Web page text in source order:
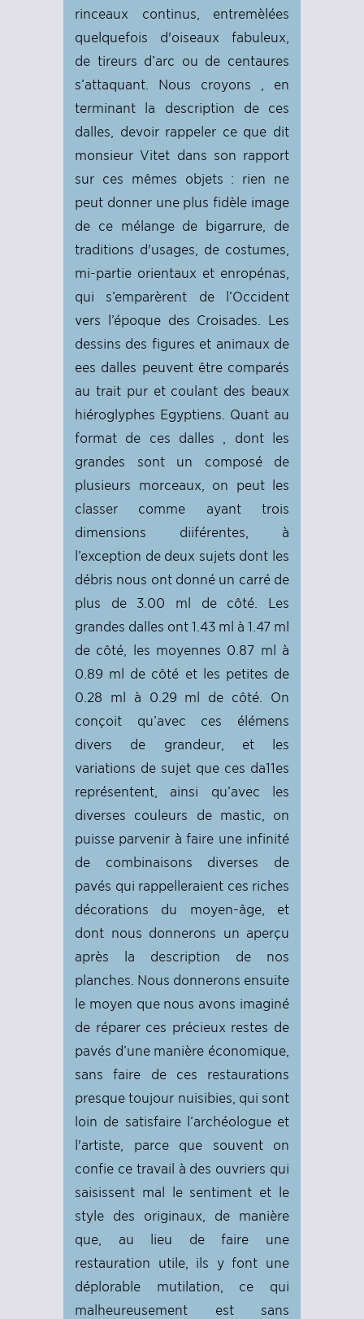
rinceaux continus, entremèlées
quelquefois d'oiseaux fabuleux,
de tireurs d’arc ou de centaures
s’attaquant. Nous croyons , en
terminant la description de ces
dalles, devoir rappeler ce que dit
monsieur Vitet dans son rapport
sur ces mêmes objets : rien ne
peut donner une plus fidèle image
de ce mélange de bigarrure, de
traditions d'usages, de costumes,
mi-partie orientaux et enropénas,
qui s’emparèrent de l’Occident
vers l’époque des Croisades. Les
dessins des figures et animaux de
ees dalles peuvent être comparés
au trait pur et coulant des beaux
hiéroglyphes Egyptiens. Quant au
format de ces dalles , dont les
grandes sont un composé de
plusieurs morceaux, on peut les
classer comme ayant trois
dimensions diiférentes, à
l’exception de deux sujets dont les
débris nous ont donné un carré de
plus de 3.00 ml de côté. Les
grandes dalles ont 1.43 ml à 1.47 ml
de côté, les moyennes 0.87 ml à
0.89 ml de côté et les petites de
0.28 ml à 0.29 ml de côté. On
conçoit qu’avec ces élémens
divers de grandeur, et les
variations de sujet que ces da11es
représentent, ainsi qu’avec les
diverses couleurs de mastic, on
puisse parvenir à faire une infinité
de combinaisons diverses de
pavés qui rappelleraient ces riches
décorations du moyen-âge, et
dont nous donnerons un aperçu
après la description de nos
planches. Nous donnerons ensuite
le moyen que nous avons imaginé
de réparer ces précieux restes de
pavés d’une manière économique,
sans faire de ces restaurations
presque toujour nuisibies, qui sont
loin de satisfaire l’archéologue et
l'artiste, parce que souvent on
confie ce travail à des ouvriers qui
saisissent mal le sentiment et le
style des originaux, de manière
que, au lieu de faire une
restauration utile, ils y font une
déplorable mutilation, ce qui
malheureusement est sans